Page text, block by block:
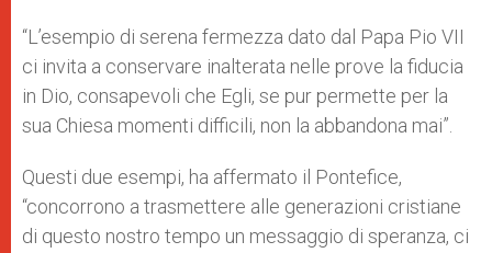
“L’esempio di serena fermezza dato dal Papa Pio VII
ci invita a conservare inalterata nelle prove la fiducia
in Dio, consapevoli che Egli, se pur permette per la
sua Chiesa momenti difficili, non la abbandona mai”.
Questi due esempi, ha affermato il Pontefice,
“concorrono a trasmettere alle generazioni cristiane
di questo nostro tempo un messaggio di speranza, ci